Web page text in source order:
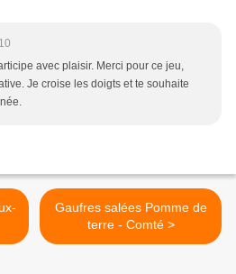
avec plaisir. Merci pour ce jeu,
Je croise les doigts et te souhaite
Gaufres salées Pomme de
terre - Comté >